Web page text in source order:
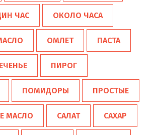
ЧАС ОКОЛО ЧАСА
ОМЛЕТ ПАСТА
ПИРОГ
ПОМИДОРЫ ПРОСТЫЕ
МАСЛО САЛАТ САХАР